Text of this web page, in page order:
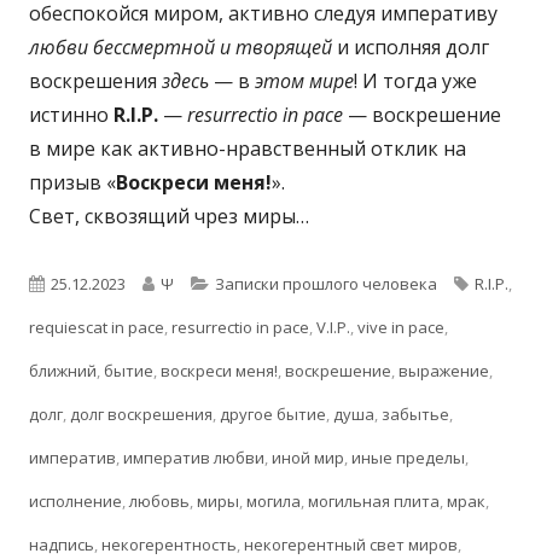
обеспокойся миром, активно следуя императиву
любви бессмертной и творящей и исполняя долг
воскрешения здесь — в этом мире! И тогда уже
истинно R.I.P. —resurrectio in pace — воскрешение
в мире как активно-нравственный отклик на
призыв «Воскреси меня!».
Свет, сквозящий чрез миры…
Опубликовано
25.12.2023 Автор
Ψ Рубрики
Записки прошлого человека Метки
R.I.P.,
requiescat in pace,resurrectio in pace,V.I.P.,vive in pace,
ближний, бытие,воскреси меня!,воскрешение,выражение,
долг, долг воскрешения, другое бытие, душа, забытье,
императив,императив любви,иной мир,иные пределы,
исполнение,любовь,миры,могила,могильная плита,мрак,
надпись,некогерентность,некогерентный свет миров,